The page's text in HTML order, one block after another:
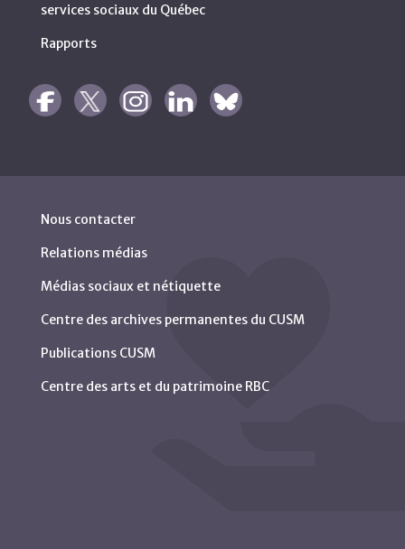
services sociaux du Québec
Rapports
Nous contacter
Relations médias
Médias sociaux et nétiquette
Centre des archives permanentes du CUSM
Publications CUSM
Centre des arts et du patrimoine RBC